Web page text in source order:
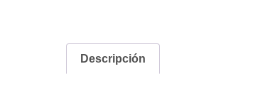
Descripción